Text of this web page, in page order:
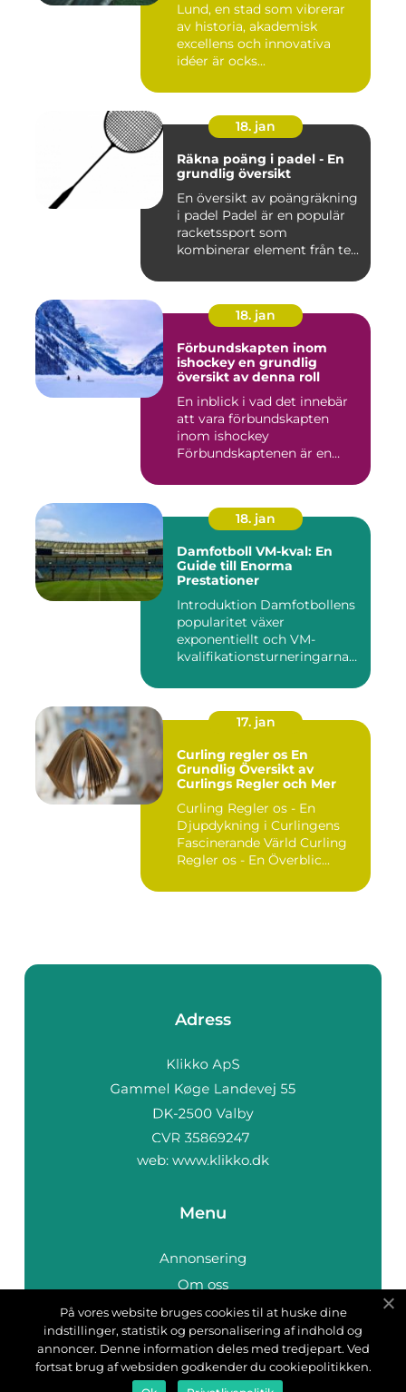
Lund, en stad som vibrerar
av historia, akademisk
excellens och innovativa
idéer är ocks...
18. jan
Räkna poäng i padel - En
grundlig översikt
En översikt av poängräkning
i padel Padel är en populär
racketssport som
kombinerar element från te...
18. jan
Förbundskapten inom
ishockey en grundlig
översikt av denna roll
En inblick i vad det innebär
att vara förbundskapten
inom ishockey
Förbundskaptenen är en
18. jan
Damfotboll VM-kval: En
Guide till Enorma
Prestationer
Introduktion Damfotbollens
popularitet växer
exponentiellt och VM-
kvalifikationsturneringarna
17. jan
Curling regler os En
Grundlig Översikt av
Curlings Regler och Mer
Curling Regler os - En
Djupdykning i Curlingens
Fascinerande Värld Curling
Regler os - En Överblic...
Adress
web: www.klikko.dk
Menu
Annonsering
Om oss
Cookies
Kontakta oss
Sitemap
På vores website bruges cookies til at huske dine
indstillinger, statistik og personalisering af indhold og
annoncer. Denne information deles med tredjepart. Ved
fortsat brug af websiden godkender du cookiepolitikken.